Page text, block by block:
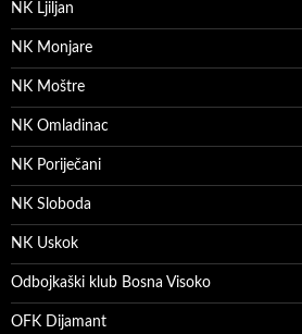
NK Ljiljan
NK Monjare
NK Moštre
NK Omladinac
NK Poriječani
NK Sloboda
NK Uskok
Odbojkaški klub Bosna Visoko
OFK Dijamant